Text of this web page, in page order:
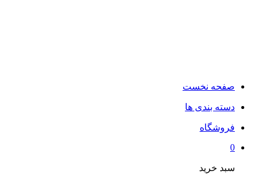
صفحه نخست
دسته بندی ها
فروشگاه
0
سبد خرید